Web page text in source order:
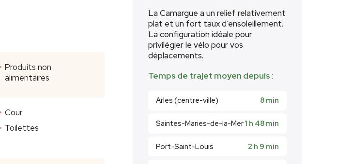
Produits non
alimentaires
Cour
Toilettes
La Camargue a un relief relativement
plat et un fort taux d’ensoleillement.
La configuration idéale pour
privilégier le vélo pour vos
déplacements.
Temps de trajet moyen depuis :
Arles (centre-ville) 8 min
Saintes-Maries-de-la-Mer1 h 48 min
Port-Saint-Louis 2 h 9 min